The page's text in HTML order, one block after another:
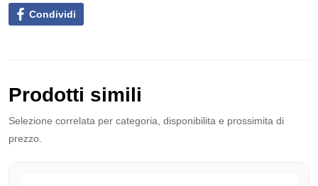
Condividi
Prodotti simili
Selezione correlata per categoria, disponibilita e prossimita di
prezzo.